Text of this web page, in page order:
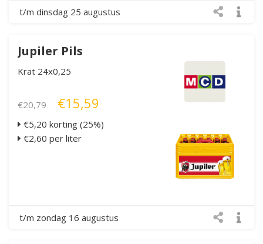
t/m dinsdag 25 augustus
Jupiler Pils
Krat 24x0,25
€20,79 €15,59
€5,20 korting (25%)
€2,60 per liter
t/m zondag 16 augustus